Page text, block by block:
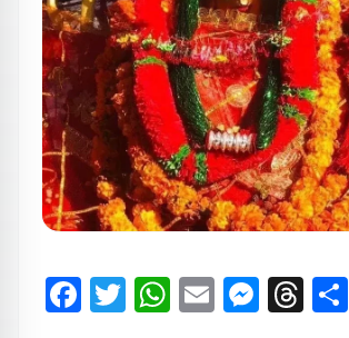
Facebook
Twitter
WhatsApp
Email